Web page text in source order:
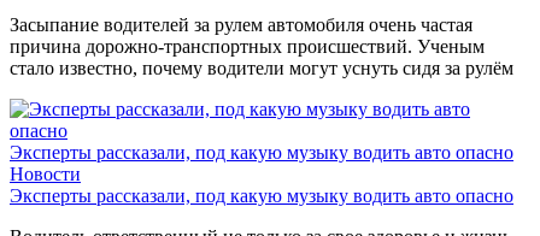
Засыпание водителей за рулем автомобиля очень частая
причина дорожно-транспортных происшествий. Ученым
стало известно, почему водители могут уснуть сидя за рулём
Эксперты рассказали, под какую музыку водить авто опасно
Новости
Эксперты рассказали, под какую музыку водить авто опасно